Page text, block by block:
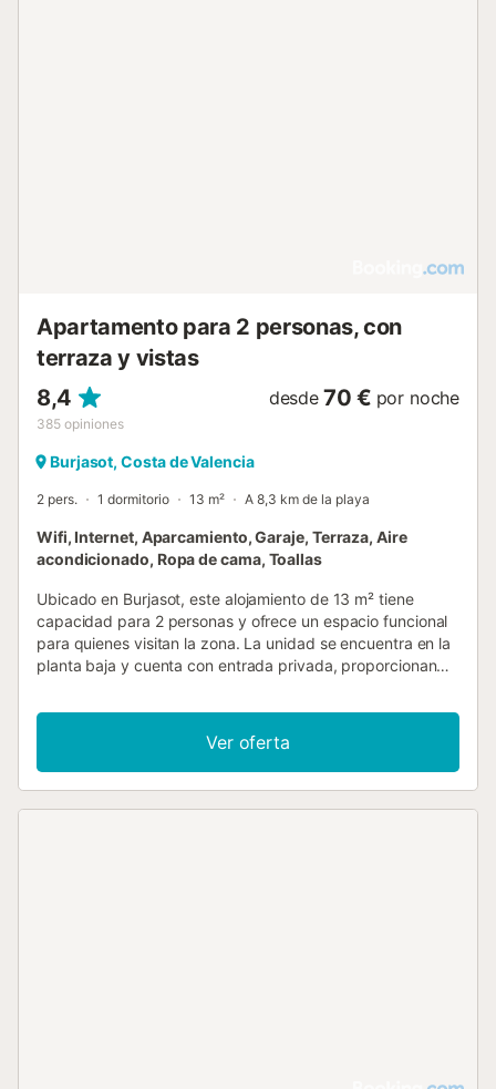
Apartamento para 2 personas, con
terraza y vistas
8,4
385 opiniones
desde 70 € por noche
Burjasot, Costa de Valencia
2 pers. 1 dormitorio 13 m² A 8,3 km de la playa
Wifi, Internet, Aparcamiento, Garaje, Terraza, Aire
acondicionado, Ropa de cama, Toallas
Ubicado en Burjasot, este alojamiento de 13 m² tiene
capacidad para 2 personas y ofrece un espacio funcional
para quienes visitan la zona. La unidad se encuentra en la
planta baja y cuenta con entrada privada, proporcionando
incluye un dormitorio con cama de matrimonio, un baño y
una zona de estar con sofá y escritorio. Dispone de cocina
equipada con horno, microondas, frigorífico, hervidor
eléctrico y menaje, además de aire acondicionado, WiFi y
Ver oferta